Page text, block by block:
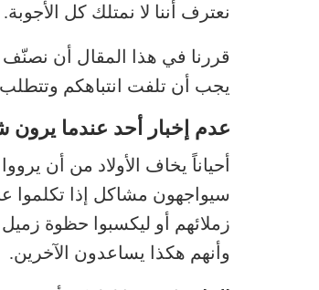
نعترف أننا لا نمتلك كل الأجوبة.
قررنا في هذا المقال أن نصنّف
يجب أن تلفت انتباهكم
عدم إخبار أحد عندما يرون
أحياناً يخاف الأولاد من أن
سيواجهون مشاكل إذا تكلموا
زملائهم أو ليكسبوا حظوة
وأنهم هكذا يساعدون الآخرين.